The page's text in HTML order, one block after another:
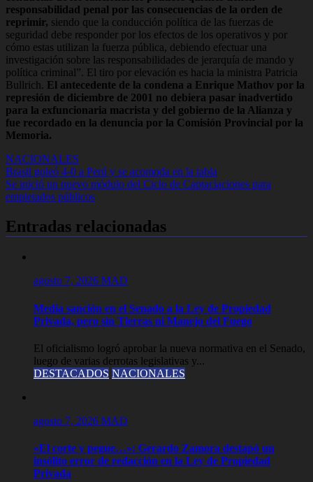
responsabilidad penal por las consecuencias de la orden de
reprimir, siendo que la conducción política de las fuerzas de
seguridad debe responder por los efectos de los operativos y por
cómo estas utilizan la fuerza pública, debiendo efectuar una
investigación sobre las responsabilidades de jerarquía de mando y
política criminal”. El tiro por elevación es hacia la ministra Patricia
Bullrich. El antecedente de la condena a Enrique Mathov por la
represión de diciembre de 2001 no debiera pasar inadvertido
para la exfuncionaria macrista y del gobierno de la Alianza y
fue recordado en la denuncia por la Comisión Provincial por la
Memoria.
NACIONALES
Navegación
de
Brasil goleó 4-0 a Perú y se acomoda en la tabla
Se inició un nuevo módulo del Ciclo de Captaciaciones para
empletados públicos
Entradas relacionadas
agosto 7, 2026 MAD
Media sanción en el Senado a la Ley de Propiedad
Privada, pero sin Tierras ni Manejo del Fuego
El oficialismo logró aprobar la nueva normativa en el Senado,
luego de varias derrotas legislativas y...
DESTACADOS NACIONALES
agosto 7, 2026 MAD
«El corte y pegue…»: Gerardo Zamora destapó un
insólito error de redacción en la Ley de Propiedad
Privada